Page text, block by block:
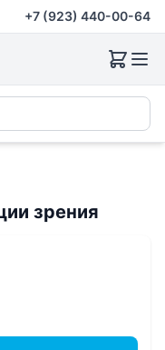
+7 (923) 440-00-64
зрения